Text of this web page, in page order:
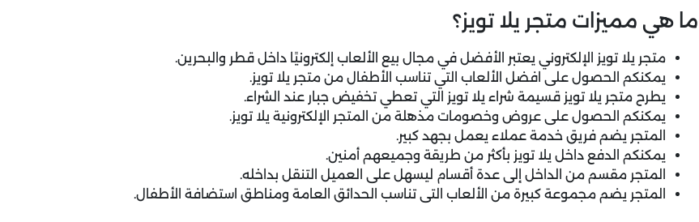
ما هي مميزات متجر يلا تويز؟
متجر يلا تويز الإلكتروني يعتبر الأفضل في مجال بيع الألعاب إلكترونيًا داخل قطر والبحرين.
يمكنكم الحصول على افضل الألعاب التي تناسب الأطفال من متجر يلا تويز.
يطرح متجر يلا تويز قسيمة شراء يلا تويز التي تعطي تخفيض جبار عند الشراء.
يمكنكم الحصول على عروض وخصومات مذهلة من المتجر الإلكترونية يلا تويز.
المتجر يضم فريق خدمة عملاء يعمل بجهد كبير.
يمكنكم الدفع داخل يلا تويز بأكثر من طريقة وجميعهم أمنين.
المتجر مقسم من الداخل إلى عدة أقسام ليسهل على العميل التنقل بداخله.
المتجر يضم مجموعة كبيرة من الألعاب التى تناسب الحدائق العامة ومناطق استضافة الأطفال.